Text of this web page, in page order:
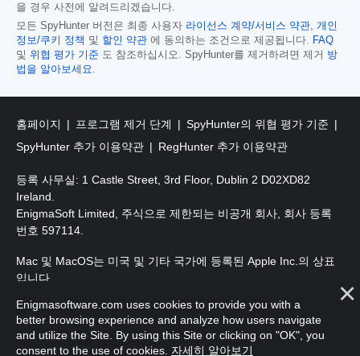
을 경우 사전에 알려드리겠습니다.
모든 SpyHunter 버전은 최종 사용자 라이선스 계약/서비스 약관, 개인
정보/쿠키 정책 및 할인 약관 에 동의하는 조건으로 제공됩니다. FAQ
및 위협 평가 기준 도 참조하십시오. SpyHunter를 제거하려면 제거 방
법을 알아보세요.
홈페이지 프로그램 제거 단계
SpyHunter의 위협 평가 기준
SpyHunter 추가 이용약관
RegHunter 추가 이용약관
등록 사무실: 1 Castle Street, 3rd Floor, Dublin 2 D02XD82
Ireland.
EnigmaSoft Limited, 주식으로 제한되는 비공개 회사, 회사 등록
번호 597114.
Mac 및 MacOS는 미국 및 기타 국가에 등록된 Apple Inc.의 상표
입니다.
저작권 2016-2026. EnigmaSoft Ltd. 판권 소유.
Enigmasoftware.com uses cookies to provide you with a
better browsing experience and analyze how users navigate
and utilize the Site. By using this Site or clicking on "OK", you
consent to the use of cookies. 자세히 알아보기